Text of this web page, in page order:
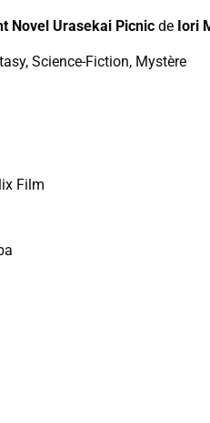
Novel Urasekai Picnic de Iori
Science-Fiction, Mystère
Film